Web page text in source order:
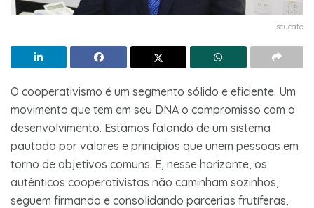
scucato
O cooperativismo é um segmento sólido e eficiente. Um
movimento que tem em seu DNA o compromisso com o
desenvolvimento. Estamos falando de um sistema
pautado por valores e princípios que unem pessoas em
torno de objetivos comuns. E, nesse horizonte, os
autênticos cooperativistas não caminham sozinhos,
seguem firmando e consolidando parcerias frutíferas,